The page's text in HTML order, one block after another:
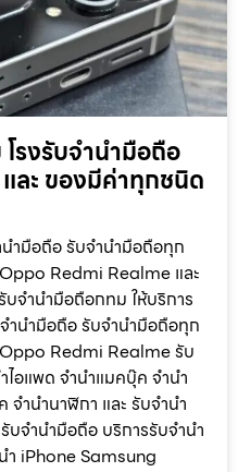
รงรับจำนำมือถือ
ละ ของมีค่าทุกชนิด
ำมือถือ รับจำนำมือถือทุก
Redmi Realme และ
บจำนำมือถือกทม ให้บริการ
ำนำมือถือ รับจำนำมือถือทุก
Redmi Realme รับ
ไอแพด จำนำแมคบุ๊ค จำนำ
จำนำนาฬิกา และ รับจำนำ
บจำนำมือถือ บริการรับจำนำ
ำ iPhone Samsung